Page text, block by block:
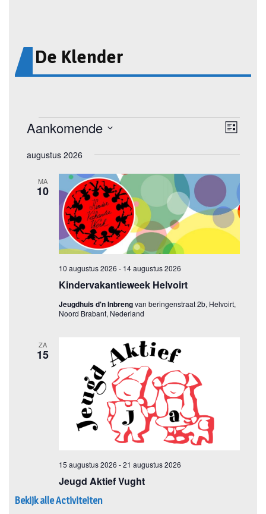
De Klender
Bekijk alle Activiteiten